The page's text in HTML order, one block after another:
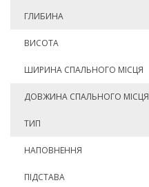
ГЛИБИНА
ВИСОТА
ШИРИНА СПАЛЬНОГО МІСЦЯ
ДОВЖИНА СПАЛЬНОГО МІСЦЯ
ТИП
НАПОВНЕННЯ
ПІДСТАВА